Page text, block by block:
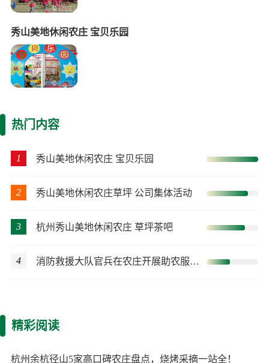
秀山美地休闲农庄 宝贝乐园
热门内容
1 秀山美地休闲农庄 宝贝乐园
2 秀山美地休闲农庄草坪 公司集体活动
3 杭州秀山美地休闲农庄 草坪茶吧
4 消防救援大队官兵在农庄开展助农服务主题党日活动 体验农事活动
精彩阅读
杭州余杭径山5家高口碑农庄盘点，烧烤采摘一站全！